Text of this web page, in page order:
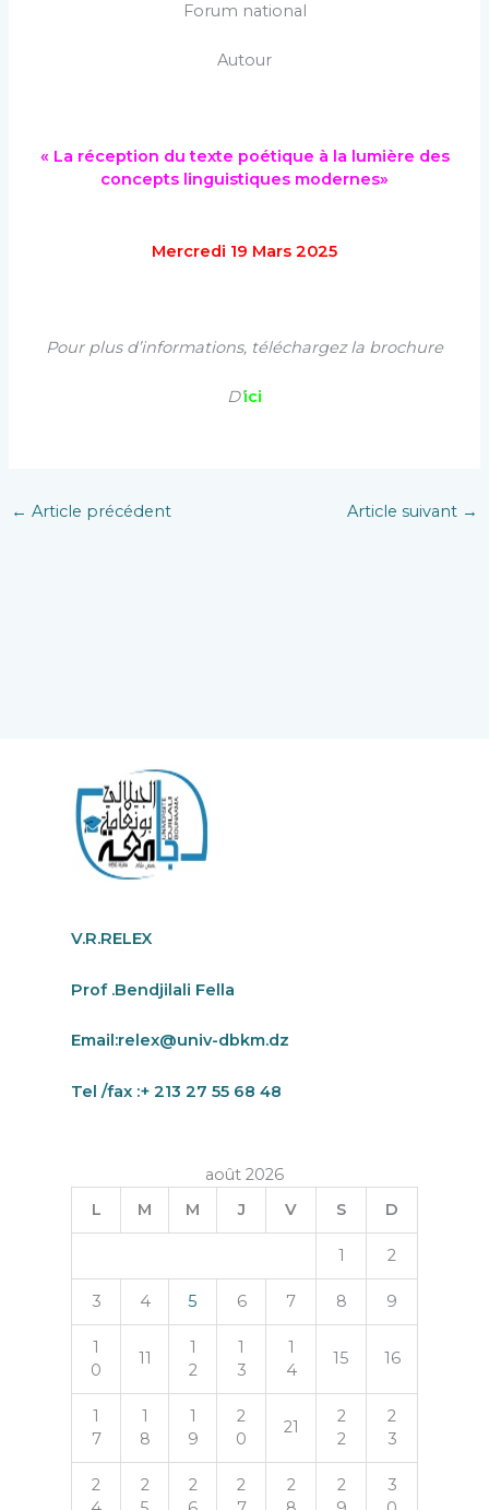
Forum national
Autour
« La réception du texte poétique à la lumière des
concepts linguistiques modernes»
Mercredi 19 Mars 2025
Pour plus d’informations, téléchargez la brochure
D’ici
← Article précédent Article suivant →
V.R.RELEX
Prof .Bendjilali Fella
Email:relex@univ-dbkm.dz
Tel /fax :+ 213 27 55 68 48
août 2026
L
M M J V S D
1 2
3 4 5 6 7 8 9
1
0
11
1
2
1
3
1
4
15 16
1
7
1
8
1
9
2
0
21
2
2
2
3
2
2
2
2
2
2
3